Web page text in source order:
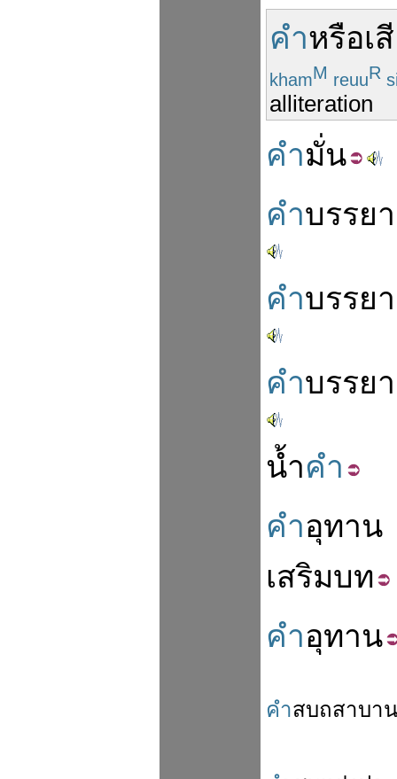
คำหรือเ
khamM reuuR
alliteration
คำมั่น
คำบรรย
คำบรรย
คำบรรย
น้ำคำ
คำอุทาน
เสริมบท
คำอุทาน
คำสบถสาบาน